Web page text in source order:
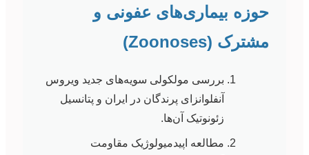
حوزه بیماری‌های عفونی و
مشترک (Zoonoses)
بررسی مولکولی سویه‌های جدید ویروس
آنفلوانزای پرندگان در ایران و پتانسیل
زئونوتیک آن‌ها.
مطالعه اپیدمیولوژیک مقاومت